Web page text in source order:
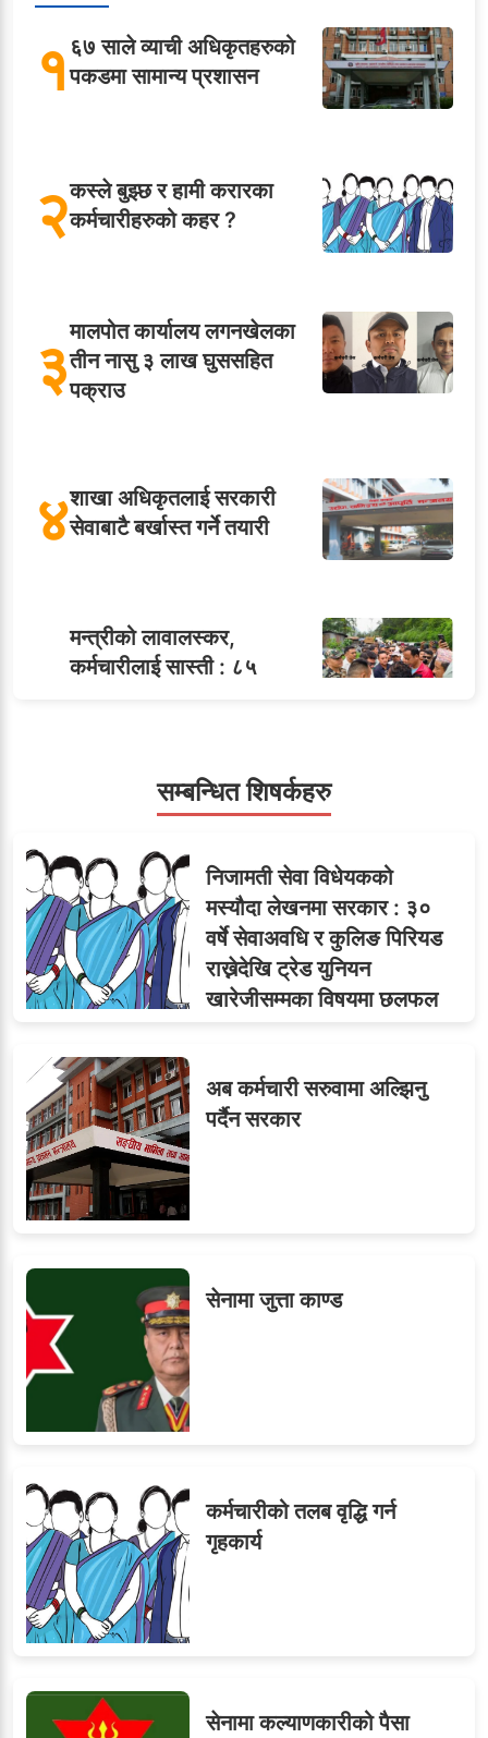
१६७ साले व्याची अधिकृतहरुको
पकडमा सामान्य प्रशासन
२कस्ले बुझ्छ र हामी करारका
कर्मचारीहरुको कहर ?
३मालपोत कार्यालय लगनखेलका
तीन नासु ३ लाख घुससहित
पक्राउ
४शाखा अधिकृतलाई सरकारी
सेवाबाटै बर्खास्त गर्ने तयारी
मन्त्रीको लावालस्कर,
कर्मचारीलाई सास्ती : ८५
६सहसचिवमा प्रथम भएका
विजयकुमार शर्माको लोकसेवा
टिप्स
७
८जुनियरलाई दोहोरो जिम्मेवारी,
मन्त्रालयभित्र असन्तुष्टि
९ओएनएमका नाममा अत्याचार :
सब–इन्जिनियरहरुको गम्भीर
ध्यानाकर्षण
सम्बन्धित शिषर्कहरु
निजामती सेवा विधेयकको
मस्यौदा लेखनमा सरकार : ३०
वर्षे सेवाअवधि र कुलिङ पिरियड
राख्नेदेखि ट्रेड युनियन
खारेजीसम्मका विषयमा छलफल
अब कर्मचारी सरुवामा अल्झिनु
पर्दैन सरकार
सेनामा जुत्ता काण्ड
कर्मचारीको तलब वृद्धि गर्न
गृहकार्य
सेनामा कल्याणकारीको पैसा